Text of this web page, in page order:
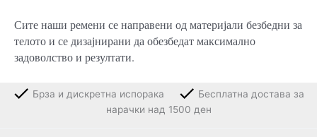
Сите наши ремени се направени од материјали безбедни за
телото и се дизајнирани да обезбедат максимално
задоволство и резултати.
Брза и дискретна испорака
Бесплатна достава за
нарачки над 1500 ден